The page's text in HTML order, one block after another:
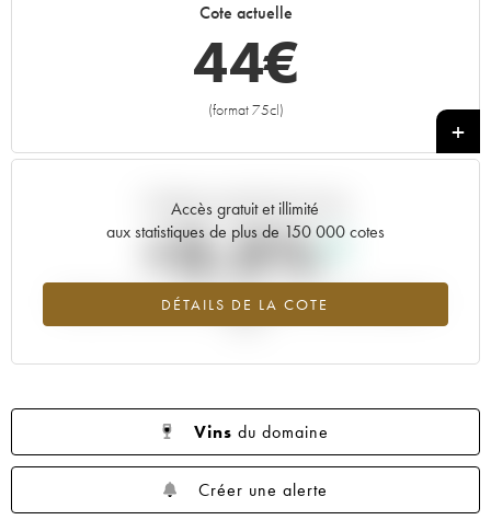
Cote actuelle
44€
(format 75cl)
+
Accès gratuit et illimité
aux statistiques de plus de 150 000 cotes
DÉTAILS DE LA COTE
Tendance actuelle de la cote
+3.5%
Tendance à la hausse du millésime 2016 en 2026 par rapport à
Vins du domaine
Créer une alerte